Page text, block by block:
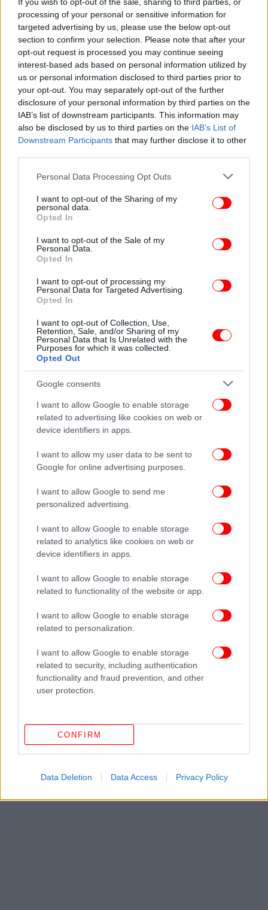
processing of your personal or sensitive information for
targeted advertising by us, please use the below opt-out
section to confirm your selection. Please note that after your
opt-out request is processed you may continue seeing
interest-based ads based on personal information utilized by
us or personal information disclosed to third parties prior to
your opt-out. You may separately opt-out of the further
disclosure of your personal information by third parties on the
IAB’s list of downstream participants. This information may
also be disclosed by us to third parties on the IAB’s List of
Downstream Participants that may further disclose it to other
Please note that this website/app uses one or more Google
not limited to your visit or usage behaviour. You may click to
grant or deny consent to Google and its third-party tags to
use your data for below specified purposes in below Google
consent section.
Personal Data Processing Opt Outs
I want to opt-out of the Sharing of my
personal data.
Opted In
I want to opt-out of the Sale of my
Personal Data.
Opted In
I want to opt-out of processing my
Personal Data for Targeted Advertising.
Opted In
I want to opt-out of Collection, Use,
Retention, Sale, and/or Sharing of my
Personal Data that Is Unrelated with the
Purposes for which it was collected.
Opted Out
Google consents
I want to allow Google to enable storage
related to advertising like cookies on web or
device identifiers in apps.
I want to allow my user data to be sent to
Google for online advertising purposes.
I want to allow Google to send me
personalized advertising.
I want to allow Google to enable storage
related to analytics like cookies on web or
device identifiers in apps.
I want to allow Google to enable storage
related to functionality of the website or app.
I want to allow Google to enable storage
related to personalization.
I want to allow Google to enable storage
related to security, including authentication
functionality and fraud prevention, and other
user protection.
CONFIRM
Data Deletion Data Access Privacy Policy
Ακολουθήστε το στο Google Newsκαι μάθετε
πρώτοι όλες τις ειδήσεις
ΔΙΑΒΑΣΤΕ ΠΕΡΙΣΣΟΤΕΡΑ ΝΈΑ ΜΈΤΡΑ ΠΕΡΙΚΟΠΈΣ
ΣΤΡΑΤΌΣ
ΑΣΤΥΝΟΜΙΚΟΊ
ΈΝΟΠΛΕΣ ΔΥΝΆΜΕΙΣ
ΔΕΙΤΕ ΕΠΙΣΗΣ